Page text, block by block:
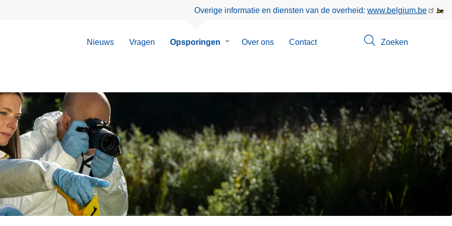
Overige informatie en diensten van de overheid: www.belgium.be
Nieuws Vragen Opsporingen
SubmenuOver ons Contact Zoeken